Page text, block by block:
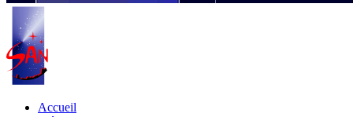
Accueil